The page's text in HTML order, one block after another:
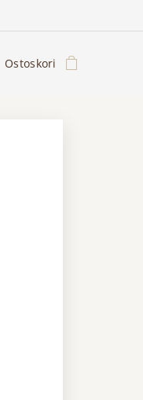
Ostoskori